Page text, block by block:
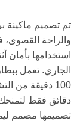
استخدامها بأمان
الجاري. تعمل
دقائق فقط
تصميمها مصمم